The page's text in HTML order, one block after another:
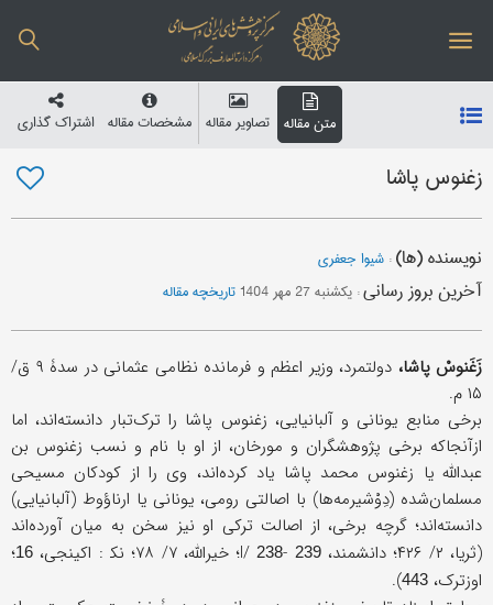
متن مقاله تصاویر مقاله مشخصات مقاله اشتراک گذاری
زغنوس پاشا
نویسنده (ها): شیوا جعفری
آخرین بروز رسانی: یکشنبه 27 مهر 1404 تاریخچه مقاله
زَغَنوسْ پاشا،
دولتمرد، وزیر اعظم و فرمانده نظامی عثمانی در سدۀ ۹ ق/
۱۵ م.
برخی منابع یونانی و آلبانیایی، زغنوس پاشا را ترک‌تبار دانسته‌اند، اما
ازآنجاکه برخی پژوهشگران و مورخان، از او با نام و نسب زغنوس بن
عبدالله یا زغنوس ‌محمد پاشا یاد کرده‌اند، وی را از کودکان مسیحی
مسلمان‌شده (دِوْشیرمه‌ها) با اصالتی رومی، یونانی یا ارناؤوط (آلبانیایی)
دانسته‌اند؛ گرچه برخی، از اصالت ترکی او نیز سخن به میان آورده‌اند
(ثریا، ۲/ ۴۲۶؛ دانشمند، I/
238- 239 ؛ خیرالله، ۷/ ۷۸؛ نک‍ : اکینجی، 16؛
اوزترک، 443
).